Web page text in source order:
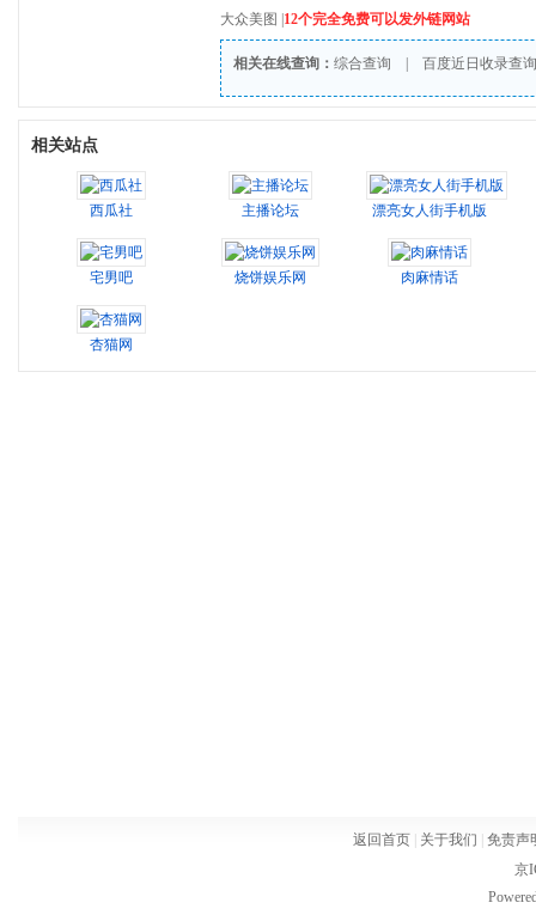
大众美图 12个完全免费可以发外链网站
相关在线查询： 综合查询 百度近日收录查询
相关站点
西瓜社 主播论坛 漂亮女人街手机版
宅男吧 烧饼娱乐网 肉麻情话
杏猫网
返回首页 关于我们 |免责声
京